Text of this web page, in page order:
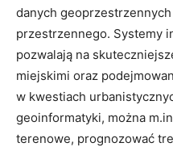
danych
przestrzennego. Systemy
pozwalają ⁢na
miejskimi oraz‍
w kwestiach
geoinformatyki,⁤ można
terenowe, prognozować